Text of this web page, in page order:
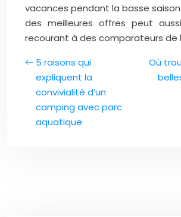
vacances pendant la basse
des meilleures offres peut
recourant à des comparateurs de
5 raisons qui
expliquent la
convivialité d’un
camping avec parc
aquatique
Où